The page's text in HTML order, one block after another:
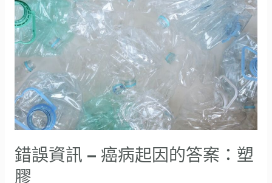
錯誤資訊 – 癌病起因的答案：塑
膠
資
訊
–
癌
病
起
因
的
答